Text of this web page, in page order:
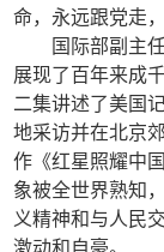
命，永远跟党走
国际部副主
展现了百年来成
二集讲述了美国
地采访并在北京
作《红星照耀中
象被全世界熟知
义精神和与人民
激动和自豪。